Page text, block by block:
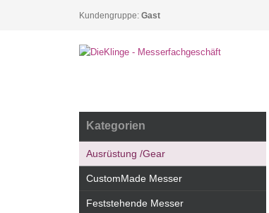
Kundengruppe: Gast
Kategorien
Ausrüstung /Gear
CustomMade Messer
Feststehende Messer